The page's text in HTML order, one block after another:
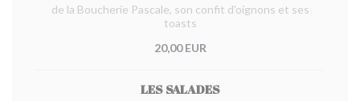
de la Boucherie Pascale, son confit d'oignons et ses
toasts
20,00 EUR
LES SALADES